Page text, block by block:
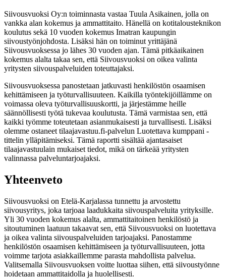
Siivousvuoksi Oy:n toiminnasta vastaa Tuula Asikainen, jolla on
vankka alan kokemus ja ammattitaito. Hänellä on kotitalousteknikon
koulutus sekä 10 vuoden kokemus Imatran kaupungin
siivoustyönjohdosta. Lisäksi hän on toiminut yrittäjänä
Siivousvuoksessa jo lähes 30 vuoden ajan. Tämä pitkäaikainen
kokemus alalta takaa sen, että Siivousvuoksi on oikea valinta
yritysten siivouspalveluiden toteuttajaksi.
Siivousvuoksessa panostetaan jatkuvasti henkilöstön osaamisen
kehittämiseen ja työturvallisuuteen. Kaikilla työntekijöillämme on
voimassa oleva työturvallisuuskortti, ja järjestämme heille
säännöllisesti työtä tukevaa koulutusta. Tämä varmistaa sen, että
kaikki työmme toteutetaan asianmukaisesti ja turvallisesti. Lisäksi
olemme ostaneet tilaajavastuu.fi-palvelun Luotettava kumppani -
tittelin ylläpitämiseksi. Tämä raportti sisältää ajantasaiset
tilaajavastuulain mukaiset tiedot, mikä on tärkeää yritysten
valinnassa palveluntarjoajaksi.
Yhteenveto
Siivousvuoksi on Etelä-Karjalassa tunnettu ja arvostettu
siivousyritys, joka tarjoaa laadukkaita siivouspalveluita yrityksille.
Yli 30 vuoden kokemus alalta, ammattitaitoinen henkilöstö ja
sitoutuminen laatuun takaavat sen, että Siivousvuoksi on luotettava
ja oikea valinta siivouspalveluiden tarjoajaksi. Panostamme
henkilöstön osaamisen kehittämiseen ja työturvallisuuteen, jotta
voimme tarjota asiakkaillemme parasta mahdollista palvelua.
Valitsemalla Siivousvuoksen voitte luottaa siihen, että siivoustyönne
hoidetaan ammattitaidolla ja huolellisesti.